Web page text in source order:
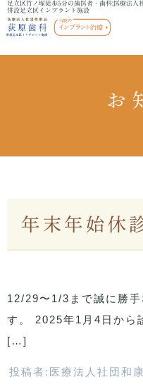
足立区竹ノ塚徒歩5分の歯医者・歯科|医療法人
併設足立区インプラント施設
お
年末年始休
12/29〜1/3まで誠に勝
す。 2025年1月4日から
[…]
投稿者: 医療法人社団和